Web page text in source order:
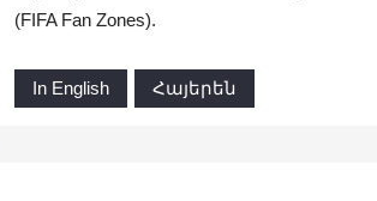
(FIFA Fan Zones).
In English Հայերեն